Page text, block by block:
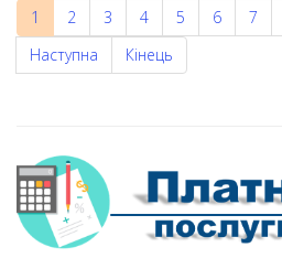
1 2 3 4 5 6 7
Наступна
Кінець